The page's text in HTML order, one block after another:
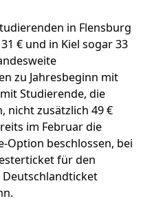
in Flensburg
€ und in Kiel sogar 33
zu Jahresbeginn mit
Studierende, die
nicht zusätzlich 49 €
im Februar die
Option beschlossen, bei
für den